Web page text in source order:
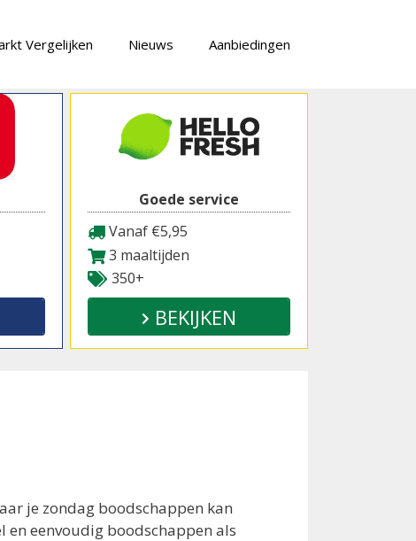
Vergelijken Nieuws Aanbiedingen
Goede service
Vanaf €5,95
3 maaltijden
350+
BEKIJKEN
je zondag boodschappen kan
en eenvoudig boodschappen als